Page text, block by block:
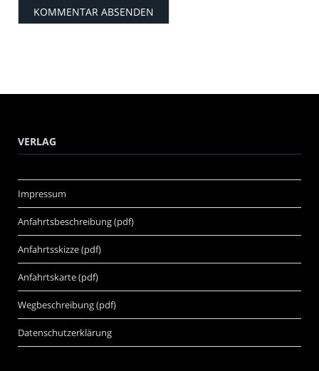
VERLAG
Impressum
Anfahrtsbeschreibung (pdf)
Anfahrtsskizze (pdf)
Anfahrtskarte (pdf)
Wegbeschreibung (pdf)
Datenschutzerklärung